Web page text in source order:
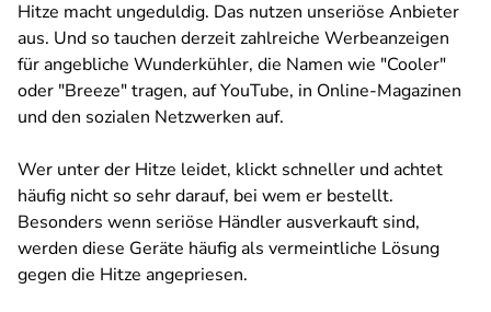
Hitze macht ungeduldig. Das nutzen unseriöse Anbieter
aus. Und so tauchen derzeit zahlreiche Werbeanzeigen
für angebliche Wunderkühler, die Namen wie "Cooler"
oder "Breeze" tragen, auf YouTube, in Online-Magazinen
und den sozialen Netzwerken auf.
Wer unter der Hitze leidet, klickt schneller und achtet
häufig nicht so sehr darauf, bei wem er bestellt.
Besonders wenn seriöse Händler ausverkauft sind,
werden diese Geräte häufig als vermeintliche Lösung
gegen die Hitze angepriesen.